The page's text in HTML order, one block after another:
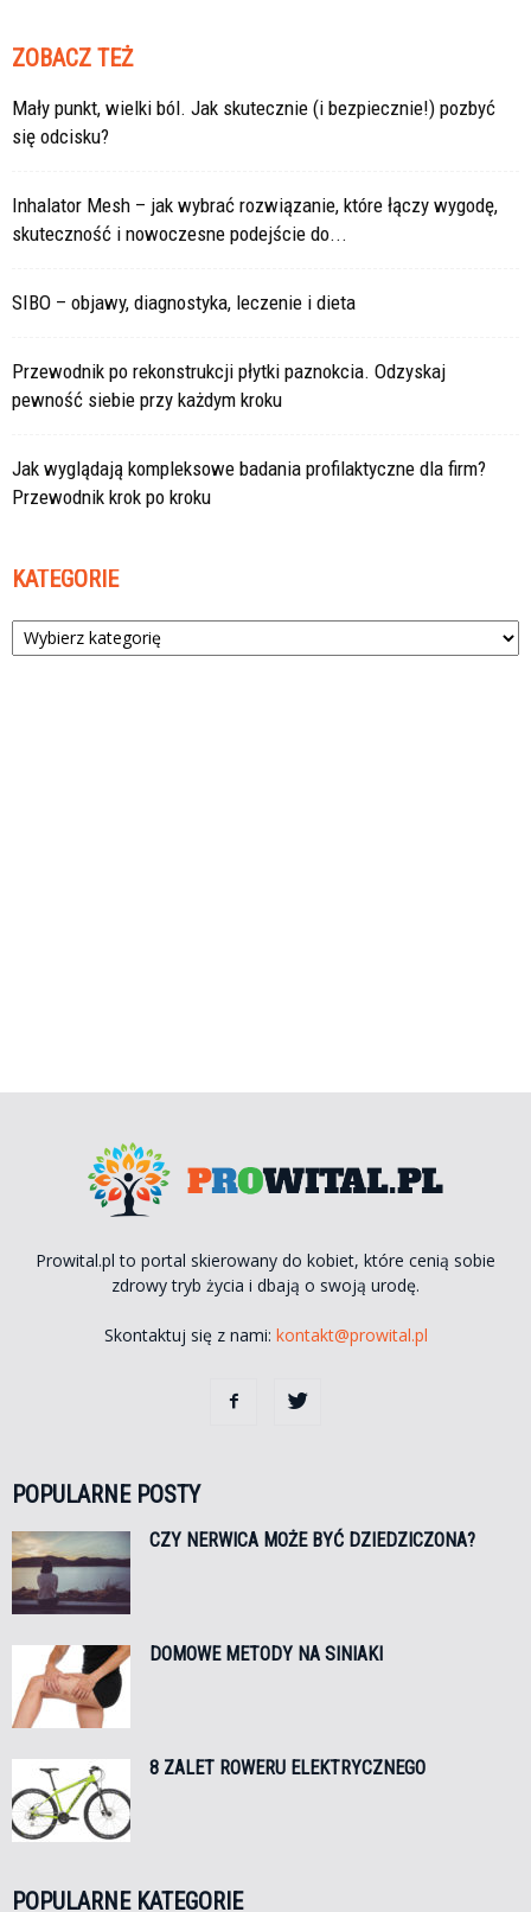
ZOBACZ TEŻ
Mały punkt, wielki ból. Jak skutecznie (i bezpiecznie!) pozbyć
się odcisku?
Inhalator Mesh – jak wybrać rozwiązanie, które łączy wygodę,
skuteczność i nowoczesne podejście do...
SIBO – objawy, diagnostyka, leczenie i dieta
Przewodnik po rekonstrukcji płytki paznokcia. Odzyskaj
pewność siebie przy każdym kroku
Jak wyglądają kompleksowe badania profilaktyczne dla firm?
Przewodnik krok po kroku
KATEGORIE
Kategorie
Prowital.pl to portal skierowany do kobiet, które cenią sobie
zdrowy tryb życia i dbają o swoją urodę.
Skontaktuj się z nami: kontakt@prowital.pl
POPULARNE POSTY
CZY NERWICA MOŻE BYĆ DZIEDZICZONA?
DOMOWE METODY NA SINIAKI
8 ZALET ROWERU ELEKTRYCZNEGO
POPULARNE KATEGORIE